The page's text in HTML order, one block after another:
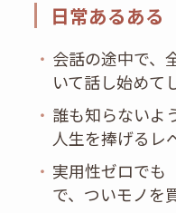
日常あるある
・ 会話の途中で、
いて話し始めて
・ 誰も知らないよ
人生を捧げるレ
・ 実用性ゼロでも
で、ついモノを